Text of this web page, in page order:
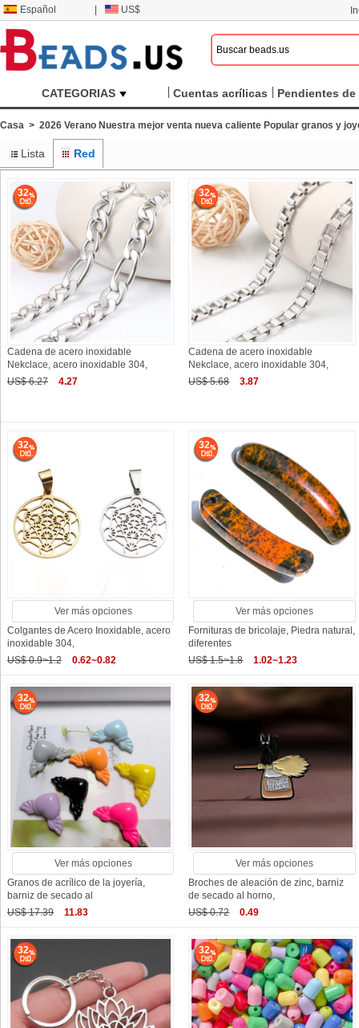
Español US$
CATEGORIAS Cuentas acrílicas Pendientes
Casa > 2026 Verano Nuestra mejor venta nueva caliente Popular granos y
Lista Red
32
Cadena de acero inoxidable
Nekclace, acero inoxidable 304,
US$ 6.27
4.27
32
Cadena de acero inoxidable
Nekclace, acero inoxidable 304,
US$ 5.68
3.87
32
Ver más opciones
Colgantes de Acero Inoxidable, acero
inoxidable 304,
US$ 0.9~1.2
0.62~0.82
32
Ver más opciones
Fornituras de bricolaje, Piedra natural,
diferentes
US$ 1.5~1.8
1.02~1.23
32
Ver más opciones
Granos de acrílico de la joyería,
barniz de secado al
US$ 17.39
11.83
32
Ver más opciones
Broches de aleación de zinc, barniz
de secado al horno,
US$ 0.72
0.49
32 32